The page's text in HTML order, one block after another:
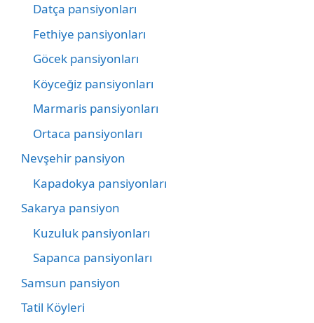
Datça pansiyonları
Fethiye pansiyonları
Göcek pansiyonları
Köyceğiz pansiyonları
Marmaris pansiyonları
Ortaca pansiyonları
Nevşehir pansiyon
Kapadokya pansiyonları
Sakarya pansiyon
Kuzuluk pansiyonları
Sapanca pansiyonları
Samsun pansiyon
Tatil Köyleri